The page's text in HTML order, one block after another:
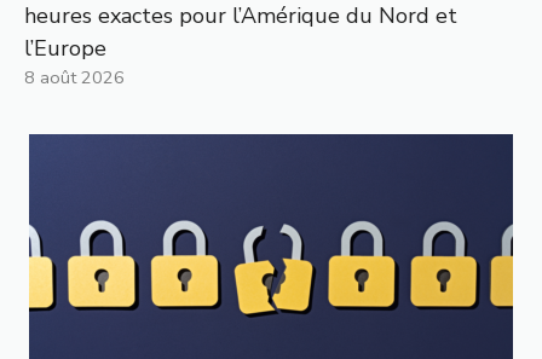
heures exactes pour l’Amérique du Nord et
l’Europe
8 août 2026